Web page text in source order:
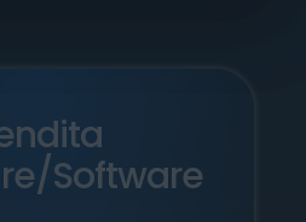
Software